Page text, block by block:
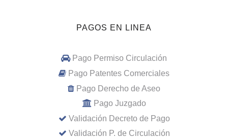
PAGOS EN LINEA
Pago Permiso Circulación
Pago Patentes Comerciales
Pago Derecho de Aseo
Pago Juzgado
Validación Decreto de Pago
Validación P. de Circulación